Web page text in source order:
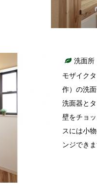
洗面所
モザイク
作）の洗
洗面器と
壁をチョ
スには小
ンジでき